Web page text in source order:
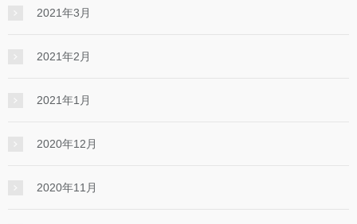
2021年3月
2021年2月
2021年1月
2020年12月
2020年11月